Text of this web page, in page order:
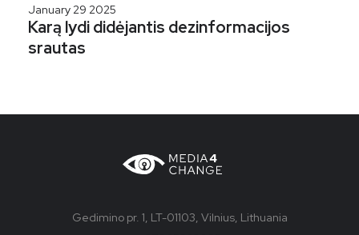
January 29 2025
Karą lydi didėjantis dezinformacijos
srautas
Gedimino pr. 1, LT-01103, Vilnius, Lithuania